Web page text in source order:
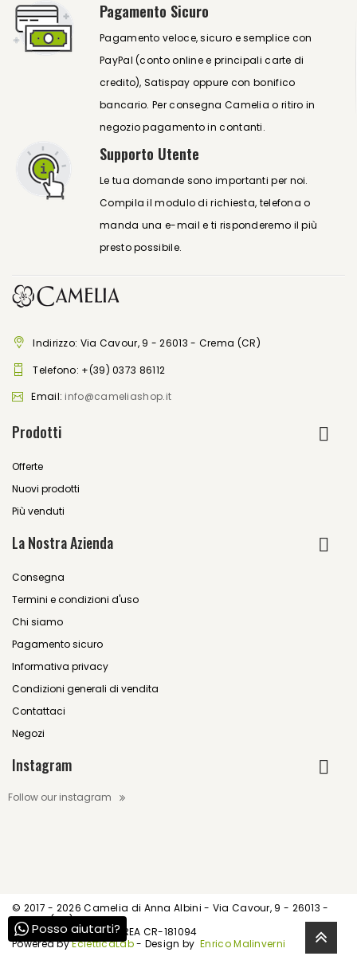
Posso aiutarti?
Pagamento Sicuro
Pagamento veloce, sicuro e semplice con
PayPal (conto online e principali carte di
credito), Satispay oppure con bonifico
bancario. Per consegna Camelia o ritiro in
negozio pagamento in contanti.
Supporto Utente
Le tua domande sono importanti per noi.
Compila il modulo di richiesta, telefona o
manda una e-mail e ti risponderemo il più
presto possibile.
Indirizzo: Via Cavour, 9 - 26013 - Crema (CR)
Telefono: +(39) 0373 86112
Email: info@cameliashop.it
Prodotti
Offerte
Nuovi prodotti
Più venduti
La Nostra Azienda
Consegna
Termini e condizioni d'uso
Chi siamo
Pagamento sicuro
Informativa privacy
Condizioni generali di vendita
Contattaci
Negozi
Instagram
Follow our instagram
© 2017 - 2026 Camelia di Anna Albini - Via Cavour, 9 - 26013 -
Crema (CR)
P.IVA IT01539520195 - REA CR-181094
Powered byEcletticaLab- Design byEnrico Malinverni